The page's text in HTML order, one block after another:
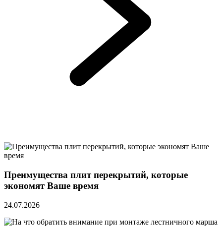
Преимущества плит перекрытий, которые
экономят Ваше время
24.07.2026